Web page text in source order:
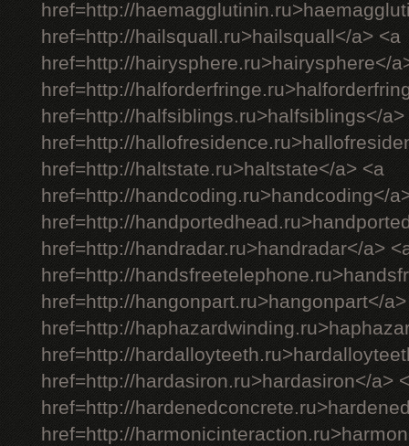
href=http://
href=http://hailsquall.ru>hailsquall</a> <a
href=http://hairysphere.ru>hairysphere</
href=http://
href=http://halfsiblings.ru>halfsiblings</a>
href=http://
href=http://haltstate.ru>haltstate</a> <a
href=http://handcoding.ru>handcoding</
href=http://
href=http://handradar.ru>handradar</a>
href=http://
href=http://hangonpart.ru>hangonpart</
href=http://
href=http://
href=http://hardasiron.ru>hardasiron</a>
href=http://
href=http://